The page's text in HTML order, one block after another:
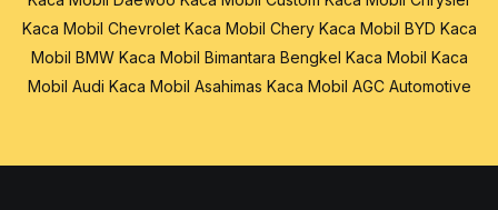
Kaca Mobil Chevrolet Kaca Mobil Chery Kaca Mobil BYD Kaca
Mobil BMW Kaca Mobil Bimantara Bengkel Kaca Mobil Kaca
Mobil Audi Kaca Mobil Asahimas Kaca Mobil AGC Automotive